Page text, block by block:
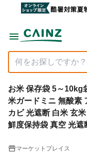
お米 保存袋 5～10kg
米ガードミニ 無酸素
カビ 光遮断 白米 玄
鮮度保持袋 真空 光遮
マーケットプレイス